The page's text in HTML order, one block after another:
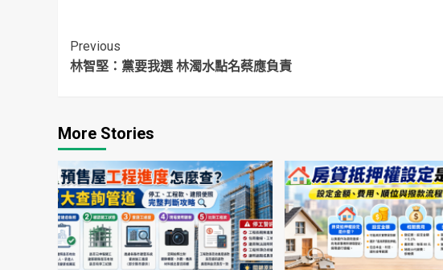
Continue
Reading
Previous
林智堅：黨要我選 林濁水點名蔡應負責
More Stories